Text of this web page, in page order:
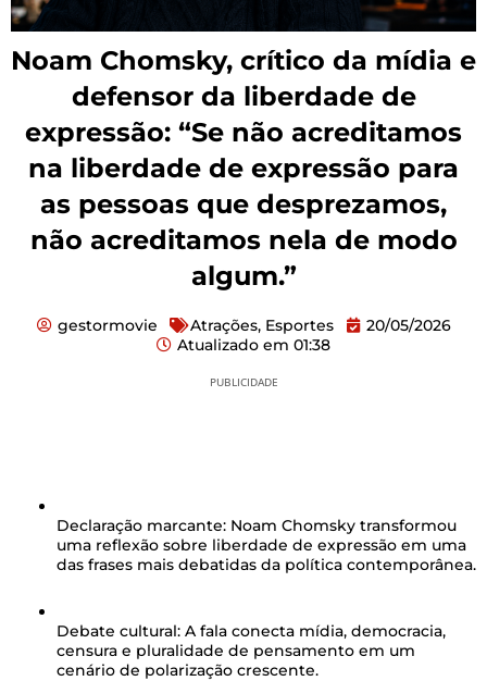
Noam Chomsky, crítico da mídia e
defensor da liberdade de
expressão: “Se não acreditamos
na liberdade de expressão para
as pessoas que desprezamos,
não acreditamos nela de modo
algum.”
gestormovie Atrações, Esportes
20/05/2026
Atualizado em 01:38
PUBLICIDADE
Declaração marcante: Noam Chomsky transformou
uma reflexão sobre liberdade de expressão em uma
das frases mais debatidas da política contemporânea.
Debate cultural: A fala conecta mídia, democracia,
censura e pluralidade de pensamento em um
cenário de polarização crescente.